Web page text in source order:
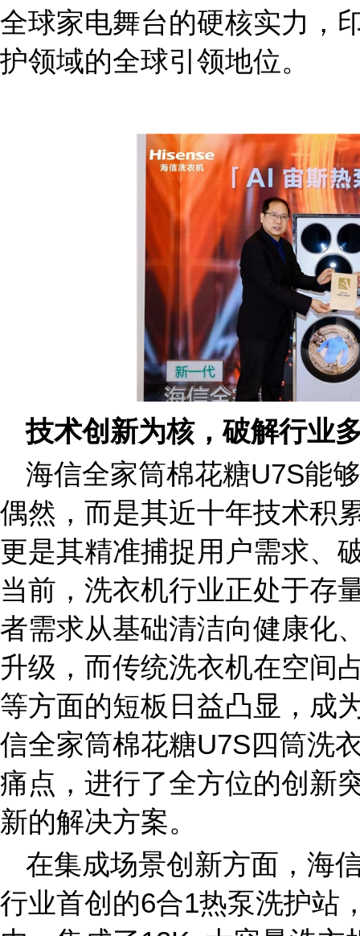
全球家电舞台的硬核实力，
护领域的全球引领地位。
技术创新为核，破解行业
海信全家筒棉花糖U7S能
偶然，而是其近十年技术积
更是其精准捕捉用户需求、
当前，洗衣机行业正处于存
者需求从基础清洁向健康化
升级，而传统洗衣机在空间
等方面的短板日益凸显，成
信全家筒棉花糖U7S四筒洗
痛点，进行了全方位的创新
新的解决方案。
在集成场景创新方面，海
行业首创的6合1热泵洗护站